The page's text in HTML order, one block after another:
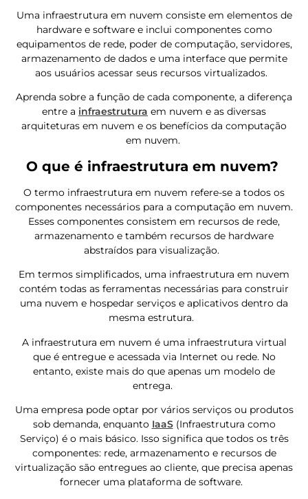
Uma infraestrutura em nuvem consiste em elementos de
hardware e software e inclui componentes como
equipamentos de rede, poder de computação, servidores,
armazenamento de dados e uma interface que permite
aos usuários acessar seus recursos virtualizados.
Aprenda sobre a função de cada componente, a diferença
entre a infraestrutura em nuvem e as diversas
arquiteturas em nuvem e os benefícios da computação
em nuvem.
O que é infraestrutura em nuvem?
O termo infraestrutura em nuvem refere-se a todos os
componentes necessários para a computação em nuvem.
Esses componentes consistem em recursos de rede,
armazenamento e também recursos de hardware
abstraídos para visualização.
Em termos simplificados, uma infraestrutura em nuvem
contém todas as ferramentas necessárias para construir
uma nuvem e hospedar serviços e aplicativos dentro da
mesma estrutura.
A infraestrutura em nuvem é uma infraestrutura virtual
que é entregue e acessada via Internet ou rede. No
entanto, existe mais do que apenas um modelo de
entrega.
Uma empresa pode optar por vários serviços ou produtos
sob demanda, enquanto IaaS(Infraestrutura como
Serviço) é o mais básico. Isso significa que todos os três
componentes: rede, armazenamento e recursos de
virtualização são entregues ao cliente, que precisa apenas
fornecer uma plataforma de software.